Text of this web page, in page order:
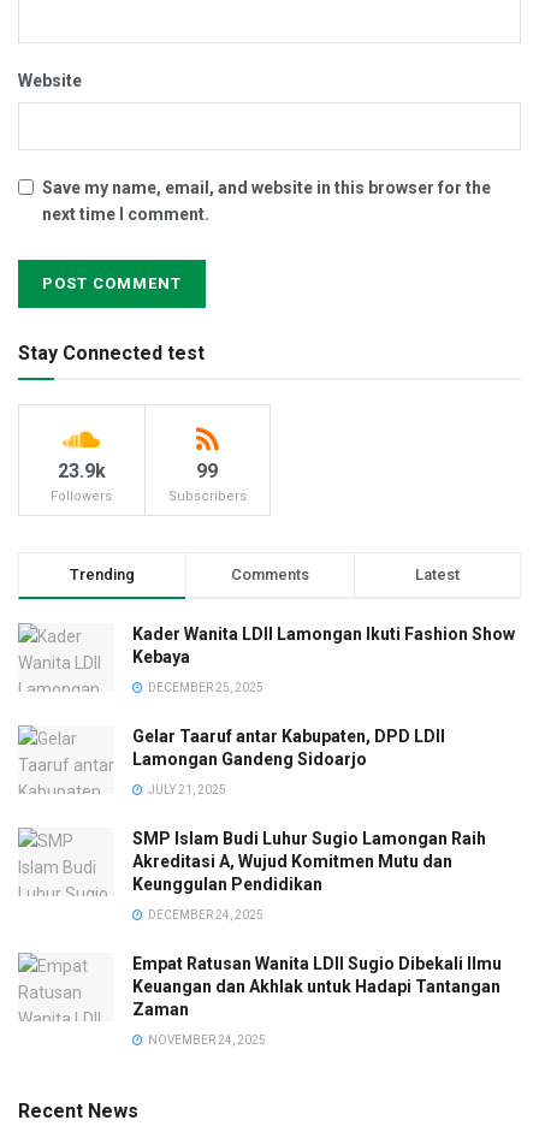
Website
Save my name, email, and website in this browser for the
next time I comment.
Stay Connected test
23.9k
Followers
99
Subscribers
Trending Comments Latest
Kader Wanita LDII Lamongan Ikuti Fashion Show
Kebaya
DECEMBER 25, 2025
Gelar Taaruf antar Kabupaten, DPD LDII
Lamongan Gandeng Sidoarjo
JULY 21, 2025
SMP Islam Budi Luhur Sugio Lamongan Raih
Akreditasi A, Wujud Komitmen Mutu dan
Keunggulan Pendidikan
DECEMBER 24, 2025
Empat Ratusan Wanita LDII Sugio Dibekali Ilmu
Keuangan dan Akhlak untuk Hadapi Tantangan
Zaman
NOVEMBER 24, 2025
Recent News